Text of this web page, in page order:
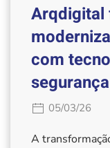
Arqdigital
com
05/03/26
A